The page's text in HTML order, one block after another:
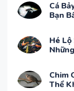
Cá
Bạn
Hé
Chim
Thể